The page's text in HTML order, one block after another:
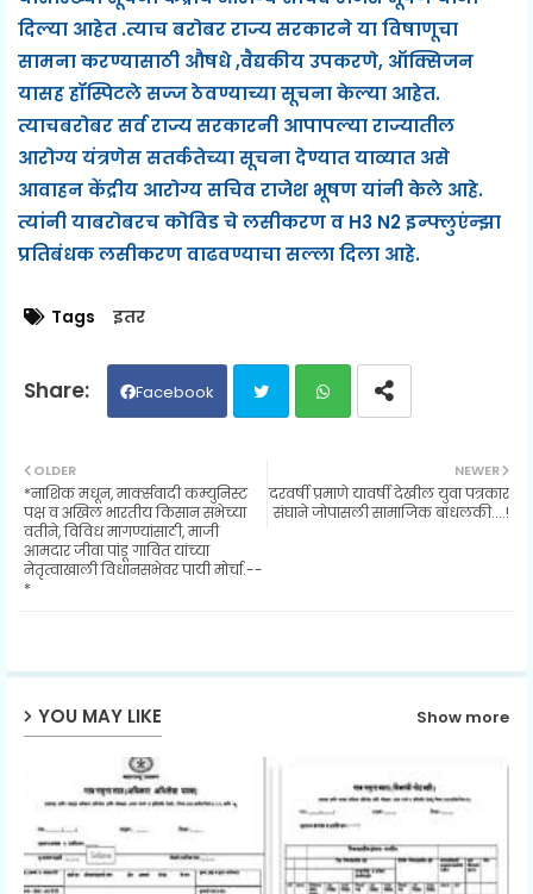
दिल्या आहेत .त्याच बरोबर राज्य सरकारने या विषाणूचा
सामना करण्यासाठी औषधे ,वैद्यकीय उपकरणे, ऑक्सिजन
यासह हॉस्पिटले सज्ज ठेवण्याच्या सूचना केल्या आहेत.
त्याचबरोबर सर्व राज्य सरकारनी आपापल्या राज्यातील
आरोग्य यंत्रणेस सतर्कतेच्या सूचना देण्यात याव्यात असे
आवाहन केंद्रीय आरोग्य सचिव राजेश भूषण यांनी केले आहे.
त्यांनी याबरोबरच कोविड चे लसीकरण व H3 N2 इन्फ्लुएंन्झा
प्रतिबंधक लसीकरण वाढवण्याचा सल्ला दिला आहे.
Tags इतर
Facebook
ter ats
NEWER
दरवर्षी प्रमाणे यावर्षी देखील युवा पत्रकार
संघाने जोपासली सामाजिक बांधलकी....!
OLDER
*नाशिक मधून, मार्क्सवादी कम्युनिस्ट
पक्ष व अखिल भारतीय किसान सभेच्या
वतीने, विविध मागण्यांसाठी, माजी
आमदार जीवा पांडू गावित यांच्या
नेतृत्वाखाली विधानसभेवर पायी मोर्चा.--
*
YOU MAY LIKE Show more